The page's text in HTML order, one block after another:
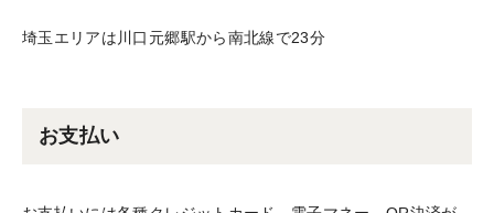
埼玉エリアは川口元郷駅から南北線で23分
お支払い